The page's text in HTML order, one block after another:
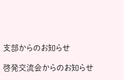
支部からのお知らせ
啓発交流会からのお知らせ